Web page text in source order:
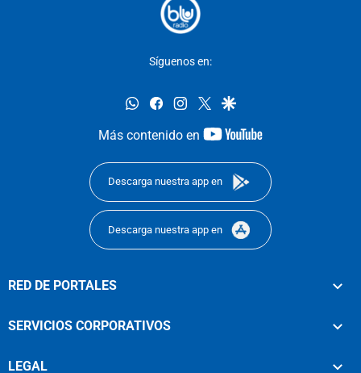
Síguenos en:
whatsappfacebookinstagram
twittergoogle
Más contenido en
youtube-
Descarga nuestra app en
Descarga nuestra app en
RED DE PORTALES
SERVICIOS CORPORATIVOS
LEGAL